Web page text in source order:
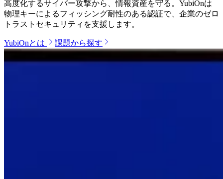
高度化するサイバー攻撃から、情報資産を守る。YubiOnは
物理キーによるフィッシング耐性のある認証で、企業のゼロ
トラストセキュリティを支援します。
YubiOnとは 課題から探す